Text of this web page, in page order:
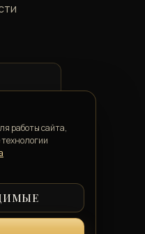
работы сайта,